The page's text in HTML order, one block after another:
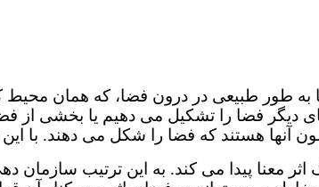
به طور طبیعی در درون فضا، که همان
دیگر فضا را تشکیل می دهیم یا بخشی از
آنها هستند که فضا را شکل می دهند. با
اثر معنا پیدا می کند. به این ترتیب